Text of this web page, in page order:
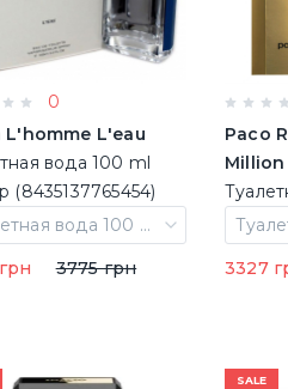
0
L'homme L'eau
вода 100 ml
(8435137765454)
Туалетная вода 100 ml Тестер
3775 грн
Paco
Million
3327
SALE